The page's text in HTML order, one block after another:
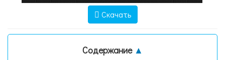
сертификации. Добровольная и
Тор, слайд №1
Скачать
Содержание ▲